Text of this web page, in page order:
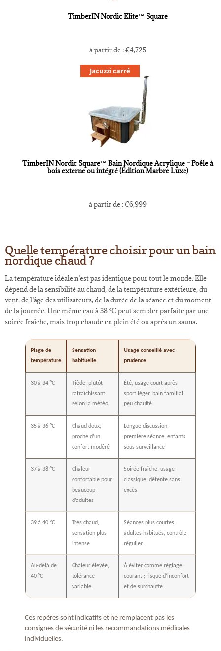
TimberIN Nordic Elite™ Square
à partir de :€4,725
Jacuzzi carré
TimberIN Nordic Square™ Bain Nordique Acrylique – Poêle à
bois externe ou intégré (Édition Marbre Luxe)
à partir de :€6,999
Quelle température choisir pour un bain
nordique chaud ?
La température idéale n’est pas identique pour tout le monde. Elle
dépend de la sensibilité au chaud, de la température extérieure, du
vent, de l’âge des utilisateurs, de la durée de la séance et du moment
de la journée. Une même eau à 38 °C peut sembler parfaite par une
soirée fraîche, mais trop chaude en plein été ou après un sauna.
Plage de
température
Sensation
habituelle
Usage conseillé avec
prudence
30 à 34 °C
Tiède, plutôt
rafraîchissant
selon la météo
Été, usage court après
sport léger, bain familial
peu chauffé
35 à 36 °C
Chaud doux,
proche d’un
confort modéré
Longue discussion,
première séance, enfants
sous surveillance
37 à 38 °C
Chaleur
confortable pour
beaucoup
d’adultes
Soirée fraîche, usage
classique, détente sans
excès
39 à 40 °C
Très chaud,
sensation plus
intense
Séances plus courtes,
adultes habitués, contrôle
régulier
Au-delà de
40 °C
Chaleur élevée,
tolérance
variable
À éviter comme réglage
courant ; risque d’inconfort
et de surchauffe
Ces repères sont indicatifs et ne remplacent pas les
consignes de sécurité ni les recommandations médicales
individuelles.